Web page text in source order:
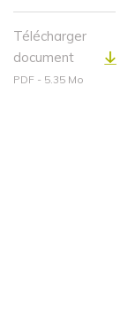
Télécharger
document
PDF - 5.35 Mo